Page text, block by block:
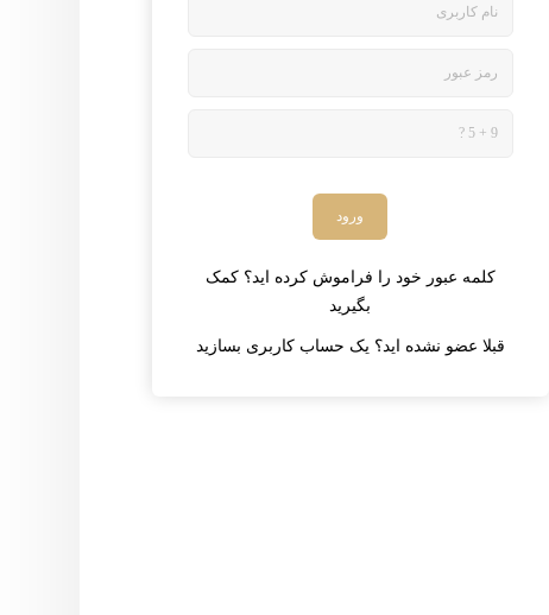
کلمه عبور خود را فراموش کرده اید؟ کمک
بگیرید
قبلا عضو نشده اید؟ یک حساب کاربری بسازید